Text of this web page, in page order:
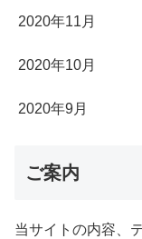
2020年11月
2020年10月
2020年9月
ご案内
当サイトの内容、